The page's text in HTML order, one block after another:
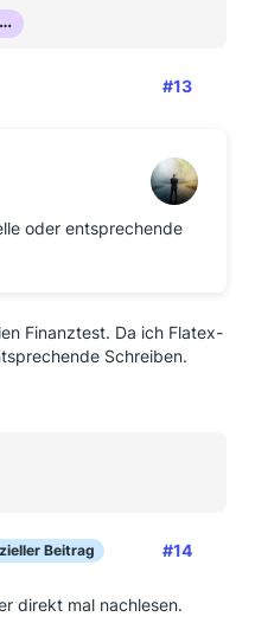
Finanzgenie (Ehrenmitglied)
#13
oder entsprechende
Finanztest. Da ich Flatex-
Schreiben.
Beitrag #14
direkt mal nachlesen.